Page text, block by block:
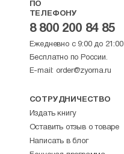
ПО
ТЕЛЕФОНУ
8 800 200 84 85
Ежедневно с 9:00 до 21:00
Бесплатно по России.
E-mail: order@zyorna.ru
СОТРУДНИЧЕСТВО
Издать книгу
Оставить отзыв о товаре
Написать в блог